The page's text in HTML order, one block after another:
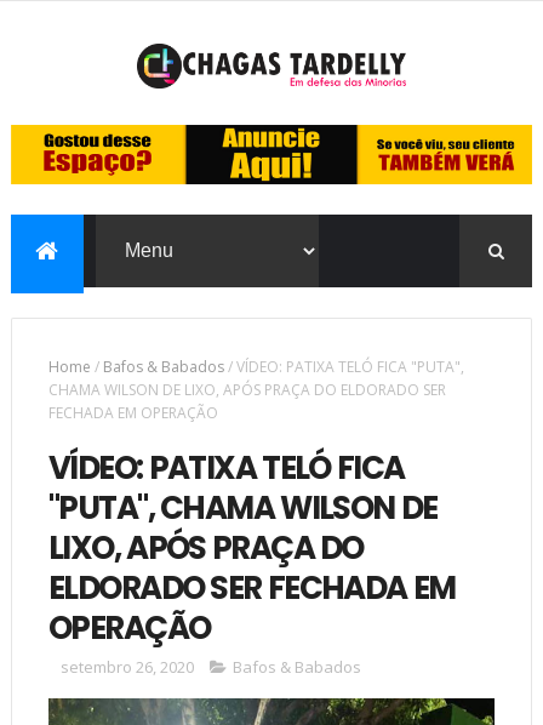
Home / Bafos & Babados/VÍDEO: PATIXA TELÓ FICA "PUTA",
CHAMA WILSON DE LIXO, APÓS PRAÇA DO ELDORADO SER
FECHADA EM OPERAÇÃO
VÍDEO: PATIXA TELÓ FICA
"PUTA", CHAMA WILSON DE
LIXO, APÓS PRAÇA DO
ELDORADO SER FECHADA EM
OPERAÇÃO
setembro 26, 2020 Bafos & Babados